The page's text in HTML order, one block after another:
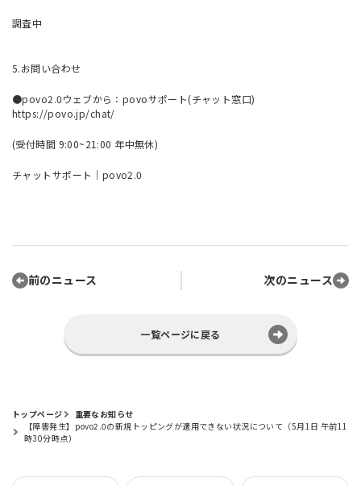
調査中
5.お問い合わせ
●povo2.0ウェブから：povoサポート(チャット窓口)
https://povo.jp/chat/
(受付時間 9:00~21:00 年中無休)
チャットサポート｜povo2.0
前のニュース 次のニュース
一覧ページに戻る
トップページ
重要なお知らせ
【障害発生】povo2.0の新規トッピングが適用できない状況について（5月1日 午前11
時30分時点）